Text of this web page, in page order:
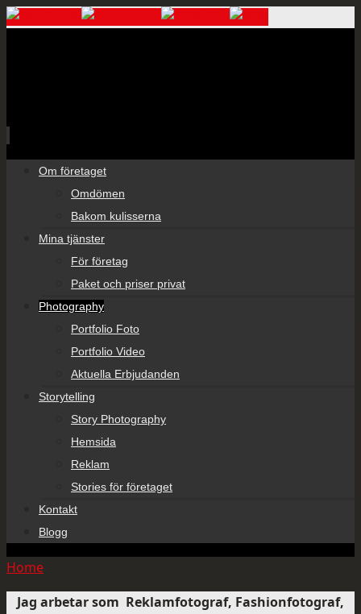
Om företaget
Omdömen
Bakom kulisserna
Mina tjänster
För företag
Paket och priser privat
Photography
Portfolio Foto
Portfolio Video
Aktuella Erbjudanden
Storytelling
Story Photography
Hemsida
Reklam
Stories för företaget
Kontakt
Blogg
Home
Jag arbetar som Reklamfotograf, Fashionfotograf,